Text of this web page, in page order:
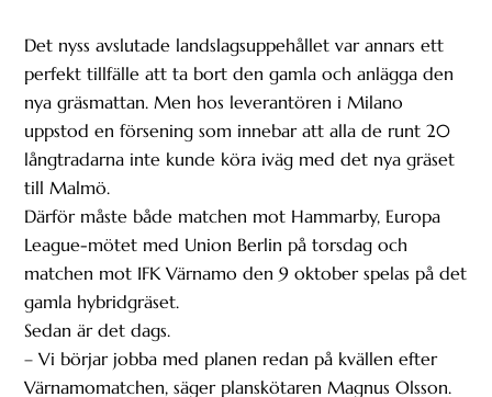
Det nyss avslutade landslagsuppehållet var annars ett
perfekt tillfälle att ta bort den gamla och anlägga den
nya gräsmattan. Men hos leverantören i Milano
uppstod en försening som innebar att alla de runt 20
långtradarna inte kunde köra iväg med det nya gräset
till Malmö.
Därför måste både matchen mot Hammarby, Europa
League-mötet med Union Berlin på torsdag och
matchen mot IFK Värnamo den 9 oktober spelas på det
gamla hybridgräset.
Sedan är det dags.
– Vi börjar jobba med planen redan på kvällen efter
Värnamomatchen, säger planskötaren Magnus Olsson.